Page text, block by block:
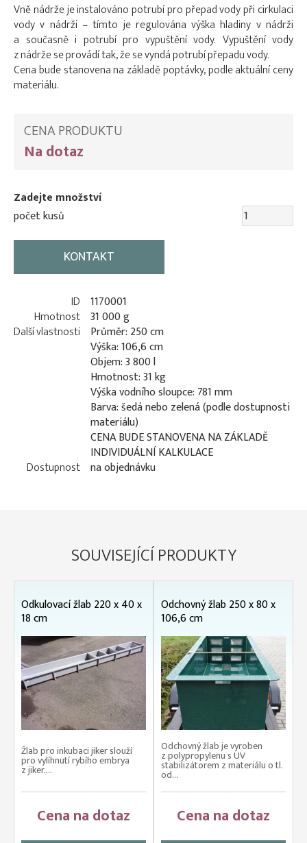
Vně nádrže je instalováno potrubí pro přepad vody při cirkulaci
vody v nádrži – tímto je regulována výška hladiny v nádrži
a současně i potrubí pro vypuštění vody. Vypuštění vody
z nádrže se provádí tak, že se vyndá potrubí přepadu vody.
Cena bude stanovena na základě poptávky, podle aktuální ceny
materiálu.
CENA PRODUKTU
Na dotaz
Zadejte množství
počet kusů
KONTAKT
ID 1170001
Hmotnost 31 000 g
Další vlastnosti
Průměr: 250 cm
Výška: 106,6 cm
Objem: 3 800 l
Hmotnost: 31 kg
Výška vodního sloupce: 781 mm
Barva: šedá nebo zelená (podle dostupnosti
materiálu)
CENA BUDE STANOVENA NA ZÁKLADĚ
INDIVIDUÁLNÍ KALKULACE
Dostupnost na objednávku
SOUVISEJÍCÍ PRODUKTY
Odkulovací žlab 220 x 40 x
18 cm
Žlab pro inkubaci jiker slouží
pro vylíhnutí rybího embrya
z jiker....
Cena na dotaz
Odchovný žlab 250 x 80 x
106,6 cm
Odchovný žlab je vyroben
z polypropylenu s UV
stabilizátorem z materiálu o tl.
od...
Cena na dotaz